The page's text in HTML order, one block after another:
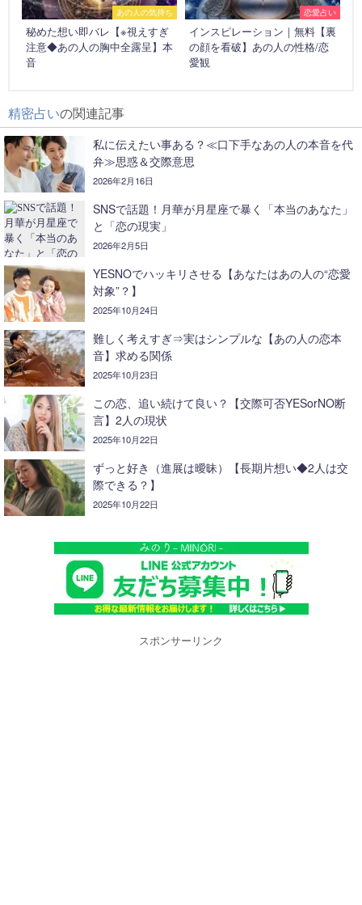
あの人の気持ち
秘めた想い即バレ【※視えすぎ
注意◆あの人の胸中全露呈】本
音
恋愛占い
インスピレーション｜無料【裏
の顔を看破】あの人の性格/恋
愛観
精密占いの関連記事
私に伝えたい事ある？≪口下手なあの人の本音を代
弁≫思惑＆交際意思
2026年2月16日
SNSで話題！月華が月星座で暴く「本当のあなた」
と「恋の現実」
2026年2月5日
YESNOでハッキリさせる【あなたはあの人の“恋愛
対象”？】
2025年10月24日
難しく考えすぎ⇒実はシンプルな【あの人の恋本
音】求める関係
2025年10月23日
この恋、追い続けて良い？【交際可否YESorNO断
言】2人の現状
2025年10月22日
ずっと好き（進展は曖昧）【長期片想い◆2人は交
際できる？】
2025年10月22日
スポンサーリンク